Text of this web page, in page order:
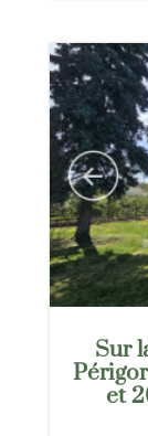
Sur
et